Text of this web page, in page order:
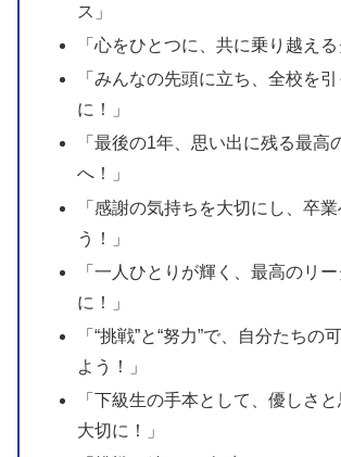
ス」
「心をひとつに、共に乗り越える
「みんなの先頭に立ち、全校を
に！」
「最後の1年、思い出に残る最高
へ！」
「感謝の気持ちを大切にし、卒
う！」
「一人ひとりが輝く、最高のリ
に！」
「“挑戦”と“努力”で、自分たちの
よう！」
「下級生の手本として、優しさ
大切に！」